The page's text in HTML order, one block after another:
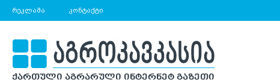
ᲠᲔᲙᲚᲐᲛᲐ ᲙᲝᲜᲢᲐᲥᲢᲘ